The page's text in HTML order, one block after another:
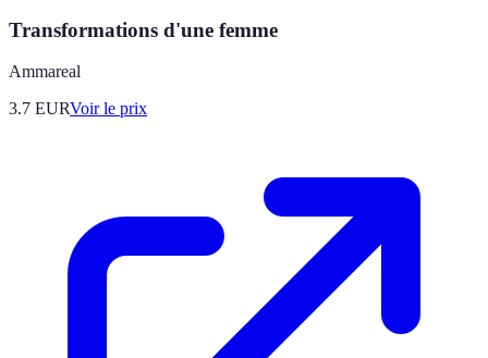
Transformations d'une femme
Ammareal
3.7 EURVoir le prix